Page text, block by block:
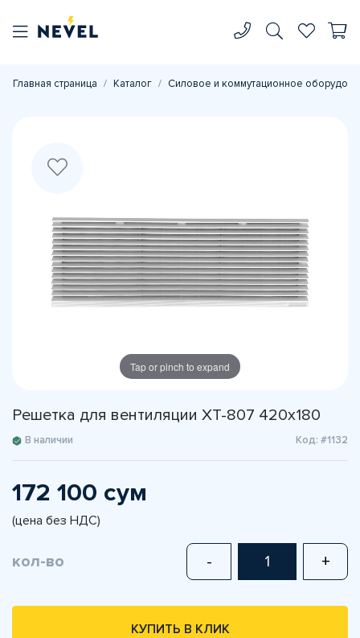
Главная страница Каталог Силовое и коммутационное
Tap or pinch to expand
Решетка для вентиляции XT-807 420х180
В наличии Код: #1132
172 100 сум
(цена без НДС)
кол-во - +
КУПИТЬ В КЛИК